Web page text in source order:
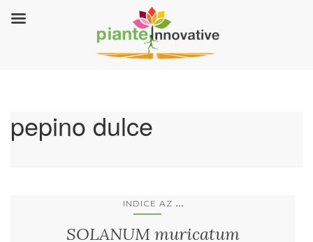
pepino dulce
INDICE AZ ...
SOLANUM muricatum